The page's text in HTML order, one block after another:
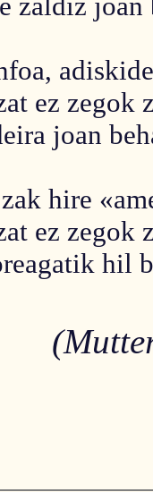
ez zegok
joan
hire
ez zegok
hil